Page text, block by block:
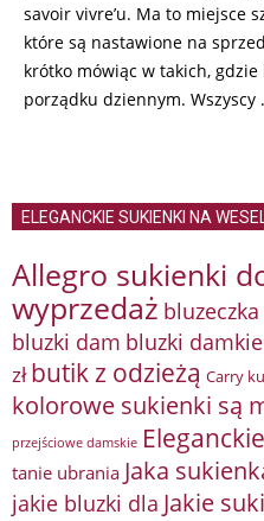
savoir vivre’u. Ma to miejsce
które są nastawione na
krótko mówiąc w takich,
porządku dziennym. Wszyscy
ELEGANCKIE SUKIENKI NA
Allegro sukienki
wyprzedaż
bluzki dam bluzki damkie
zł butik z odzieżą Carry
kolorowe sukienki są
przejściowe damskie
tanie ubrania Jaka
jakie bluzki dla Jakie